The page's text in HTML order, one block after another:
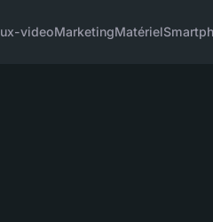
videoMarketingMatériel